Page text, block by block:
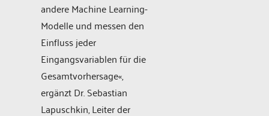
andere Machine Learning-
Modelle und messen den
Einfluss jeder
Eingangsvariablen für die
Gesamtvorhersage«,
ergänzt Dr. Sebastian
Lapuschkin, Leiter der